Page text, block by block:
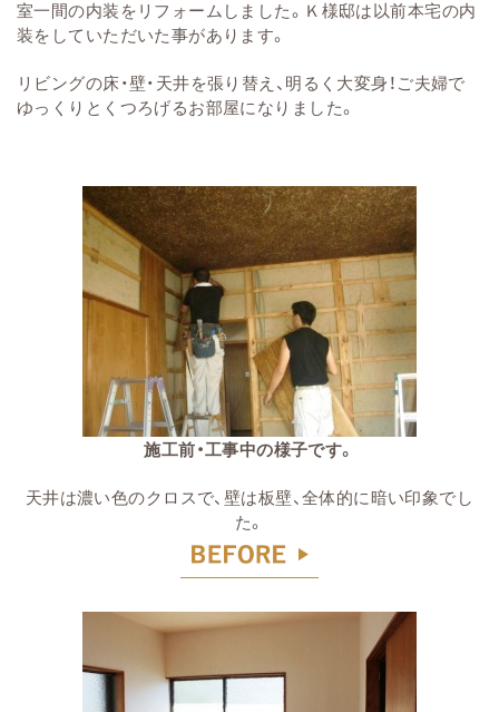
室一間の内装をリフォームしました。Ｋ様邸は以前本宅の内
装をしていただいた事があります。
リビングの床・壁・天井を張り替え、明るく大変身！ご夫婦で
ゆっくりとくつろげるお部屋になりました。
施工前・工事中の様子です。
天井は濃い色のクロスで、壁は板壁、全体的に暗い印象でし
た。